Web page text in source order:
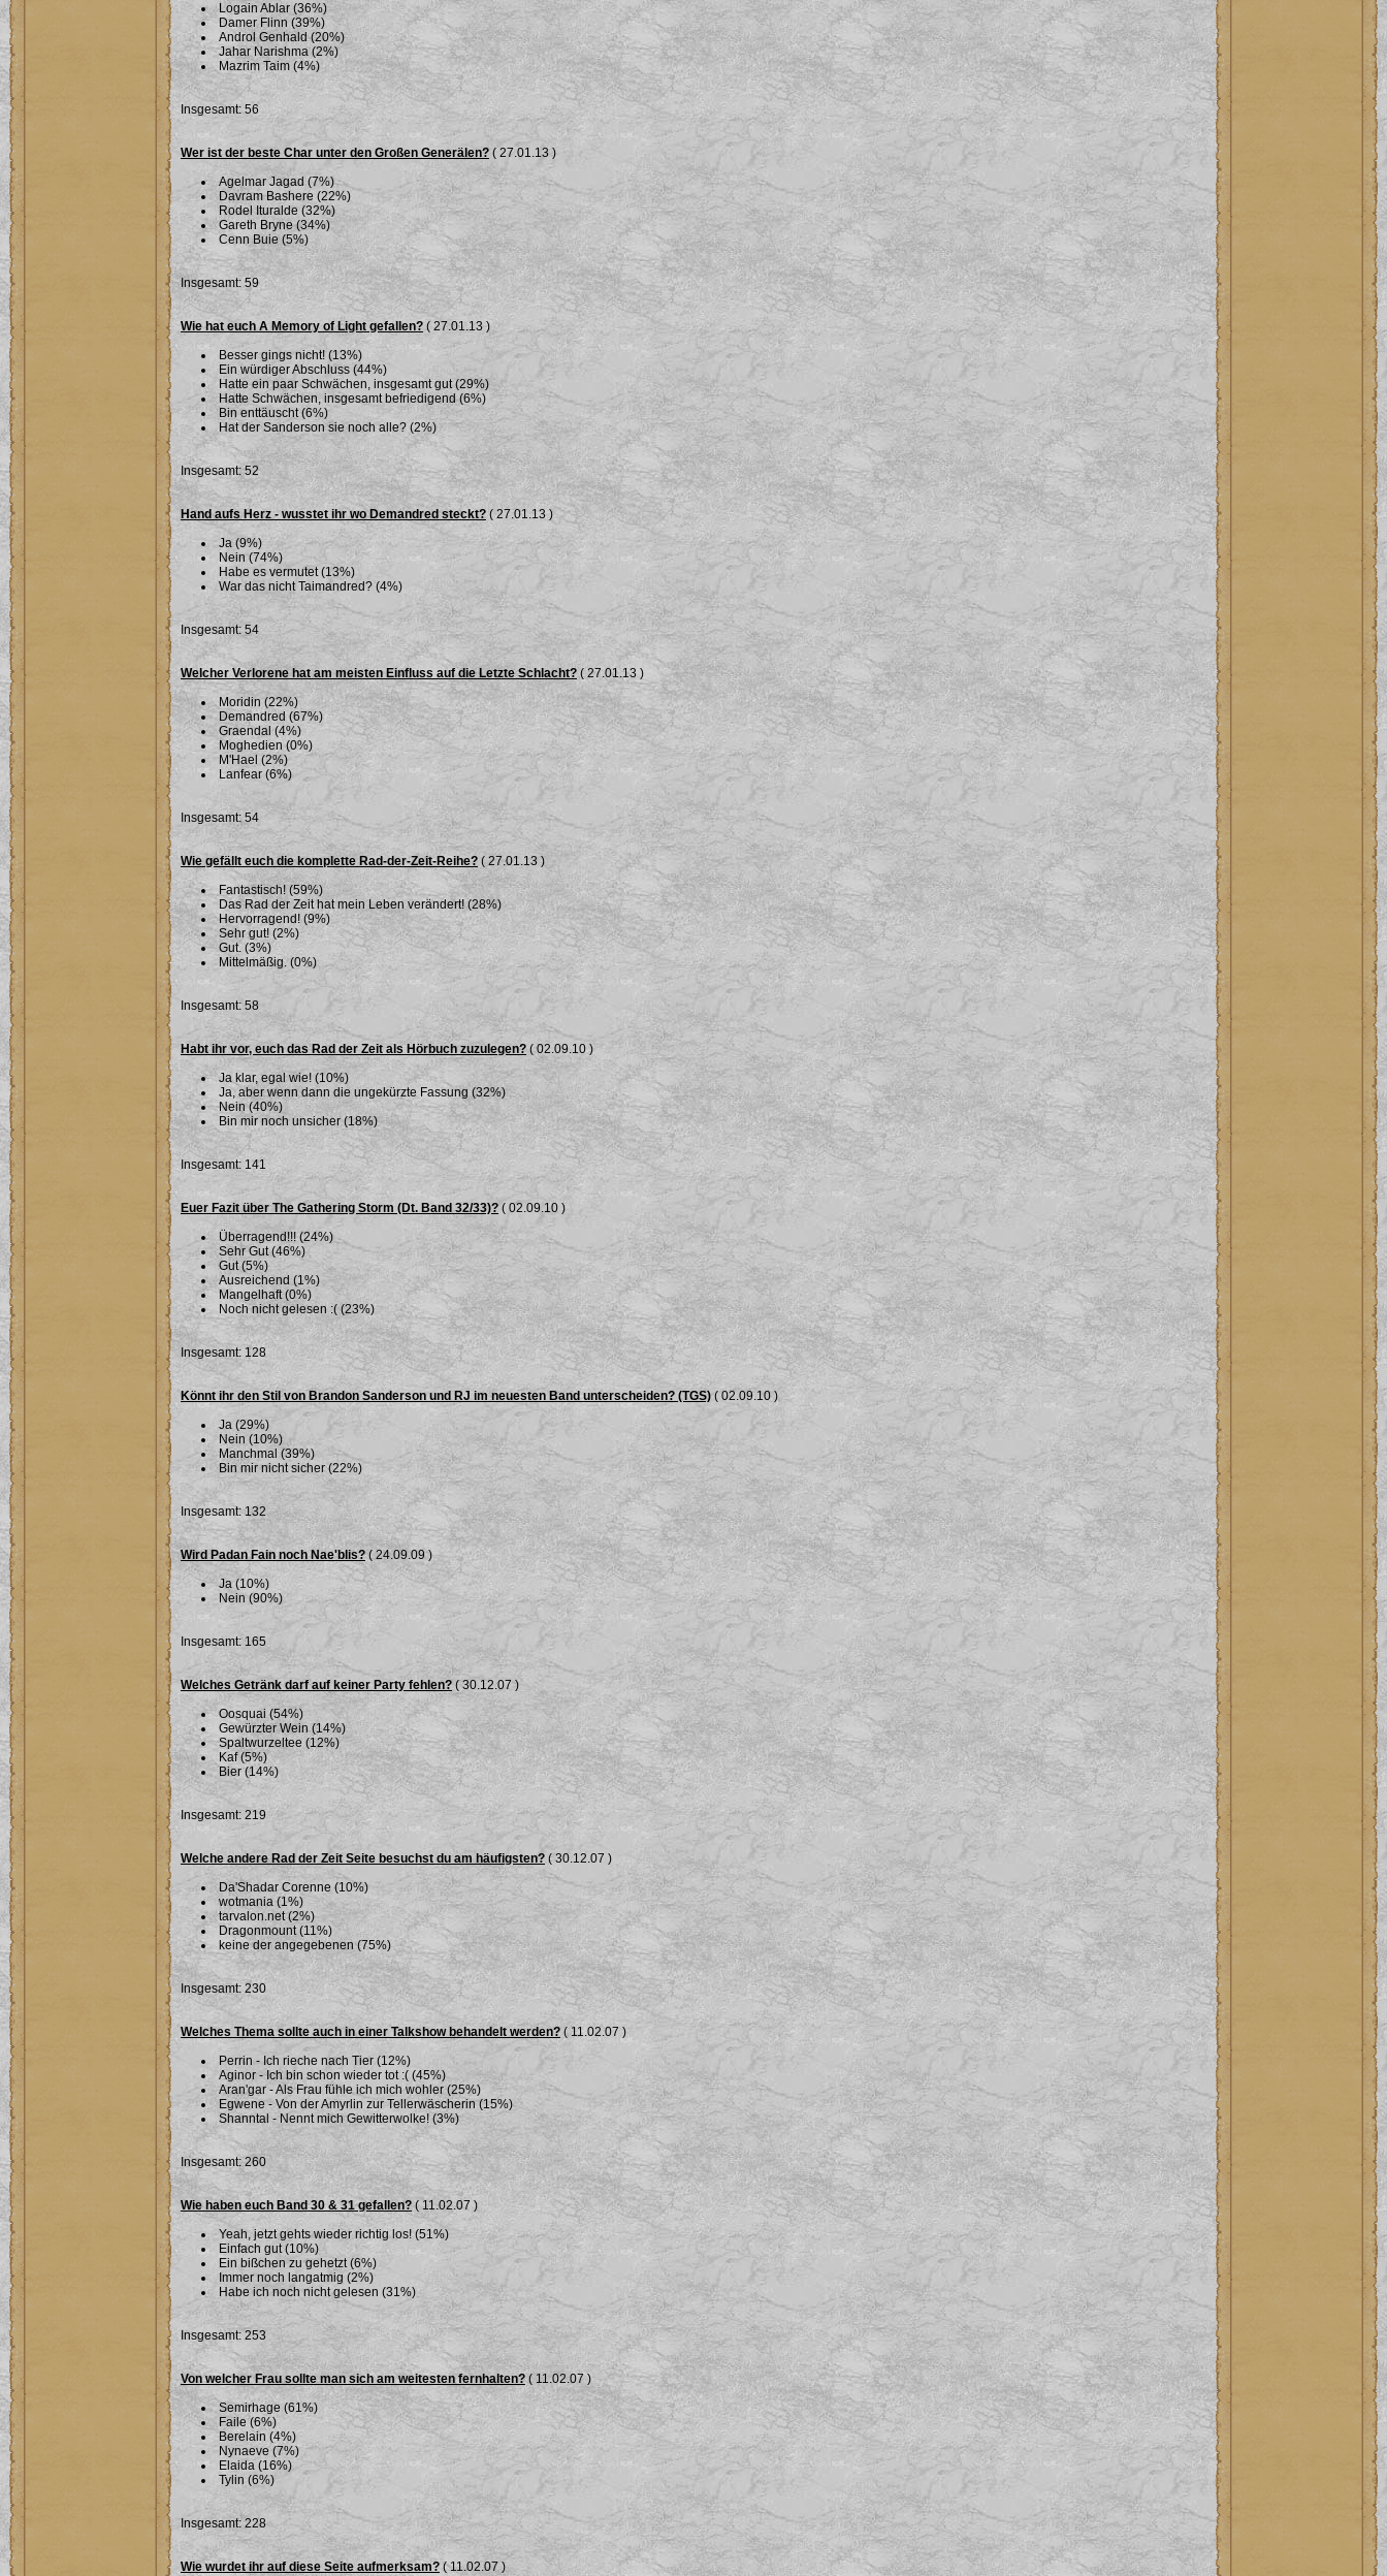
Logain Ablar (36%)
Damer Flinn (39%)
Androl Genhald (20%)
Jahar Narishma (2%)
Mazrim Taim (4%)
Insgesamt: 56
Wer ist der beste Char unter den Großen Generälen? ( 27.01.13 )
Agelmar Jagad (7%)
Davram Bashere (22%)
Rodel Ituralde (32%)
Gareth Bryne (34%)
Cenn Buie (5%)
Insgesamt: 59
Wie hat euch A Memory of Light gefallen? ( 27.01.13 )
Besser gings nicht! (13%)
Ein würdiger Abschluss (44%)
Hatte ein paar Schwächen, insgesamt gut (29%)
Hatte Schwächen, insgesamt befriedigend (6%)
Bin enttäuscht (6%)
Hat der Sanderson sie noch alle? (2%)
Insgesamt: 52
Hand aufs Herz - wusstet ihr wo Demandred steckt? ( 27.01.13 )
Ja (9%)
Nein (74%)
Habe es vermutet (13%)
War das nicht Taimandred? (4%)
Insgesamt: 54
Welcher Verlorene hat am meisten Einfluss auf die Letzte Schlacht?( 27.01.13 )
Moridin (22%)
Demandred (67%)
Graendal (4%)
Moghedien (0%)
M'Hael (2%)
Lanfear (6%)
Insgesamt: 54
Wie gefällt euch die komplette Rad-der-Zeit-Reihe? ( 27.01.13 )
Fantastisch! (59%)
Das Rad der Zeit hat mein Leben verändert! (28%)
Hervorragend! (9%)
Sehr gut! (2%)
Gut. (3%)
Mittelmäßig. (0%)
Insgesamt: 58
Habt ihr vor, euch das Rad der Zeit als Hörbuch zuzulegen? ( 02.09.10 )
Ja klar, egal wie! (10%)
Ja, aber wenn dann die ungekürzte Fassung (32%)
Nein (40%)
Bin mir noch unsicher (18%)
Insgesamt: 141
Euer Fazit über The Gathering Storm (Dt. Band 32/33)? ( 02.09.10 )
Überragend!!! (24%)
Sehr Gut (46%)
Gut (5%)
Ausreichend (1%)
Mangelhaft (0%)
Noch nicht gelesen :( (23%)
Insgesamt: 128
Könnt ihr den Stil von Brandon Sanderson und RJ im neuesten Band unterscheiden? (TGS) ( 02.09.10 )
Ja (29%)
Nein (10%)
Manchmal (39%)
Bin mir nicht sicher (22%)
Insgesamt: 132
Wird Padan Fain noch Nae'blis?( 24.09.09 )
Ja (10%)
Nein (90%)
Insgesamt: 165
Welches Getränk darf auf keiner Party fehlen? ( 30.12.07 )
Oosquai (54%)
Gewürzter Wein (14%)
Spaltwurzeltee (12%)
Kaf (5%)
Bier (14%)
Insgesamt: 219
Welche andere Rad der Zeit Seite besuchst du am häufigsten? ( 30.12.07 )
Da'Shadar Corenne (10%)
wotmania (1%)
tarvalon.net (2%)
Dragonmount (11%)
keine der angegebenen (75%)
Insgesamt: 230
Welches Thema sollte auch in einer Talkshow behandelt werden? ( 11.02.07 )
Perrin - Ich rieche nach Tier (12%)
Aginor - Ich bin schon wieder tot :( (45%)
Aran'gar - Als Frau fühle ich mich wohler (25%)
Egwene - Von der Amyrlin zur Tellerwäscherin (15%)
Shanntal - Nennt mich Gewitterwolke! (3%)
Insgesamt: 260
Wie haben euch Band 30 & 31 gefallen?( 11.02.07 )
Yeah, jetzt gehts wieder richtig los! (51%)
Einfach gut (10%)
Ein bißchen zu gehetzt (6%)
Immer noch langatmig (2%)
Habe ich noch nicht gelesen (31%)
Insgesamt: 253
Von welcher Frau sollte man sich am weitesten fernhalten? ( 11.02.07 )
Semirhage (61%)
Faile (6%)
Berelain (4%)
Nynaeve (7%)
Elaida (16%)
Tylin (6%)
Insgesamt: 228
Wie wurdet ihr auf diese Seite aufmerksam? ( 11.02.07 )